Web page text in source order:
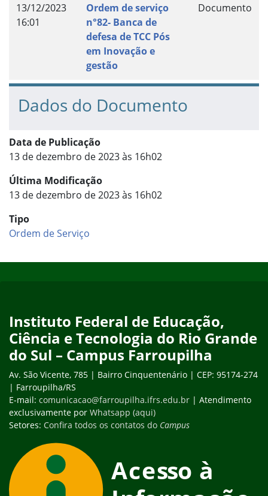
13/12/2023
16:01
Ordem de serviço
n°82- Banca de
defesa de TCC Pós
em Inovação e
gestão
Documento
Dados do Documento
Data de Publicação
13 de dezembro de 2023 às 16h02
Última Modificação
13 de dezembro de 2023 às 16h02
Tipo
Ordem de Serviço
Instituto Federal de Educação,
Ciência e Tecnologia do Rio Grande
do Sul – Campus Farroupilha
Av. São Vicente, 785 | Bairro Cinquentenário | CEP: 95174-274
| Farroupilha/RS
E-mail: comunicacao@farroupilha.ifrs.edu.br | Atendimento
exclusivamente por Whatsapp (aqui)
Setores: Confira todos os contatos do Campus